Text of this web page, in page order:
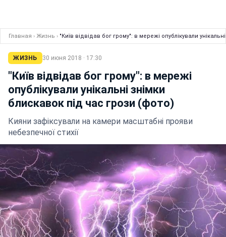
Главная › Жизнь › "Київ відвідав бог грому": в мережі опублікували
ЖИЗНЬ 30 июня 2018 · 17:30
"Київ відвідав бог грому": в мережі
опублікували унікальні знімки
блискавок під час грози (фото)
Кияни зафіксували на камери масштабні прояви
небезпечної стихії